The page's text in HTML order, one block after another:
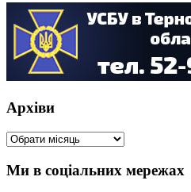
Архіви
Архіви
Ми в соціальних мережах